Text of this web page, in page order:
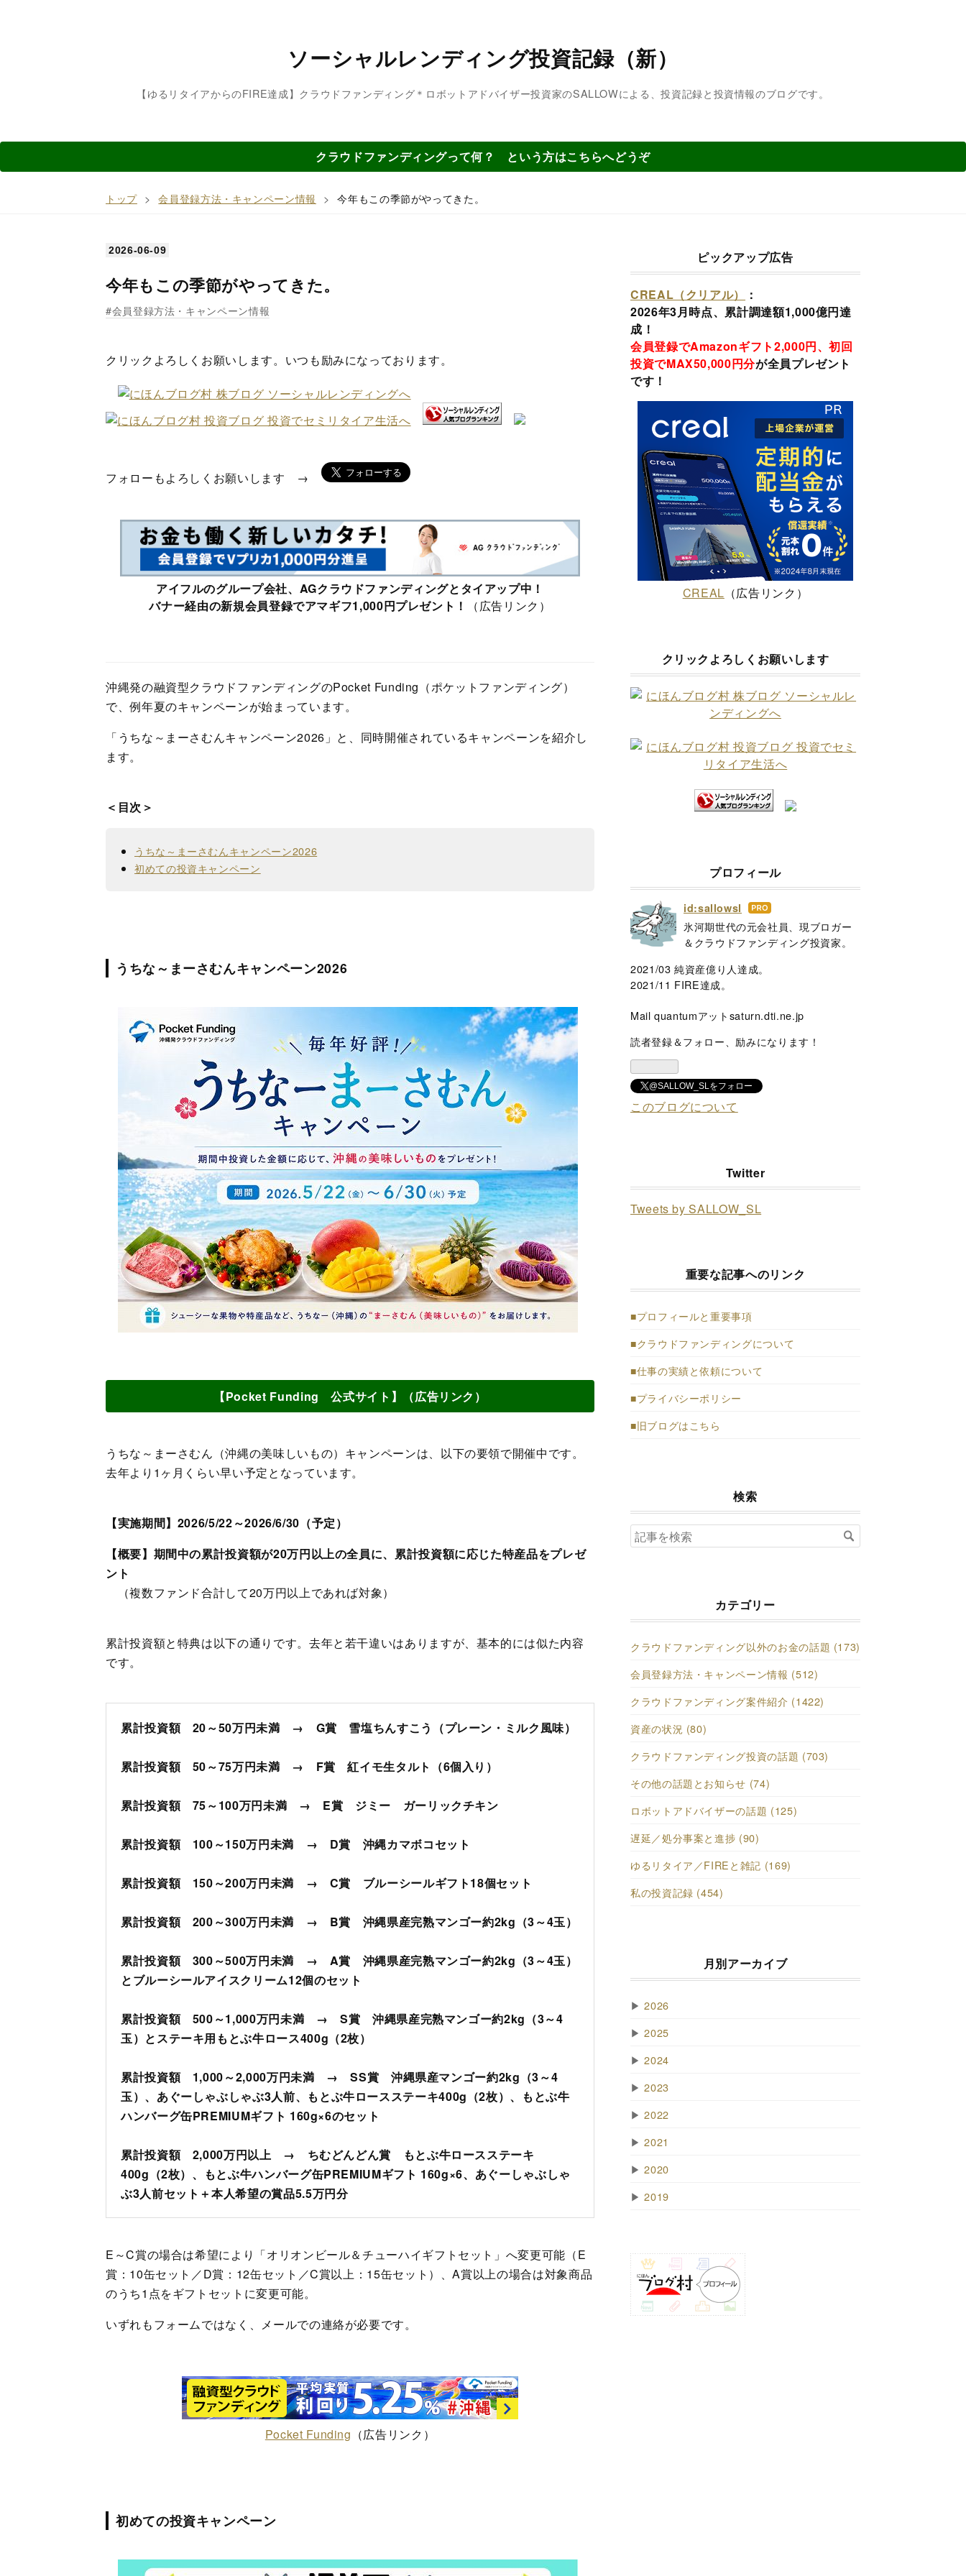
ソーシャルレンディング投資記録（新）
【ゆるリタイアからのFIRE達成】クラウドファンディング＊ロボットアドバイザー投資家のSALLOWによる、投資記録と投資情報のブログです。
クラウドファンディングって何？ という方はこちらへどうぞ
トップ > 会員登録方法・キャンペーン情報 > 今年もこの季節がやってきた。
2026-06-09
今年もこの季節がやってきた。
会員登録方法・キャンペーン情報
クリックよろしくお願いします。いつも励みになっております。
フォローもよろしくお願いします →
アイフルのグループ会社、AGクラウドファンディングとタイアップ中！
バナー経由の新規会員登録でアマギフ1,000円プレゼント！
（広告リンク）
沖縄発の融資型クラウドファンディングのPocket Funding（ポケットファンディング）
で、例年夏のキャンペーンが始まっています。
「うちな～まーさむんキャンペーン2026」と、同時開催されているキャンペーンを紹介し
ます。
＜目次＞
うちな～まーさむんキャンペーン2026
初めての投資キャンペーン
うちな～まーさむんキャンペーン2026
【Pocket Funding 公式サイト】（広告リンク）
うちな～まーさむん（沖縄の美味しいもの）キャンペーンは、以下の要領で開催中です。
去年より1ヶ月くらい早い予定となっています。
【実施期間】2026/5/22～2026/6/30（予定）
【概要】期間中の累計投資額が20万円以上の全員に、累計投資額に応じた特産品をプレゼ
ント
（複数ファンド合計して20万円以上であれば対象）
累計投資額と特典は以下の通りです。去年と若干違いはありますが、基本的には似た内容
です。
累計投資額 20～50万円未満 → G賞 雪塩ちんすこう（プレーン・ミルク風味）
累計投資額 50～75万円未満 → F賞 紅イモ生タルト（6個入り）
累計投資額 75～100万円未満 → E賞 ジミー ガーリックチキン
累計投資額 100～150万円未満 → D賞 沖縄カマボコセット
累計投資額 150～200万円未満 → C賞 ブルーシールギフト18個セット
累計投資額 200～300万円未満 → B賞 沖縄県産完熟マンゴー約2kg（3～4玉）
累計投資額 300～500万円未満 → A賞 沖縄県産完熟マンゴー約2kg（3～4玉）
とブルーシールアイスクリーム12個のセット
累計投資額 500～1,000万円未満 → S賞 沖縄県産完熟マンゴー約2kg（3～4
玉）とステーキ用もとぶ牛ロース400g（2枚）
累計投資額 1,000～2,000万円未満 → SS賞 沖縄県産マンゴー約2kg（3～4
玉）、あぐーしゃぶしゃぶ3人前、もとぶ牛ロースステーキ400g（2枚）、もとぶ牛
ハンバーグ缶PREMIUMギフト 160g×6のセット
累計投資額 2,000万円以上 → ちむどんどん賞 もとぶ牛ロースステーキ
400g（2枚）、もとぶ牛ハンバーグ缶PREMIUMギフト 160g×6、あぐーしゃぶしゃ
ぶ3人前セット＋本人希望の賞品5.5万円分
E～C賞の場合は希望により「オリオンビール＆チューハイギフトセット」へ変更可能（E
賞：10缶セット／D賞：12缶セット／C賞以上：15缶セット）、A賞以上の場合は対象商品
のうち1点をギフトセットに変更可能。
いずれもフォームではなく、メールでの連絡が必要です。
Pocket Funding （広告リンク）
初めての投資キャンペーン
ピックアップ広告
CREAL（クリアル）
：
2026年3月時点、累計調達額1,000億円達
成！
会員登録でAmazonギフト2,000円、初回
投資でMAX50,000円分が全員プレゼント
です！
CREAL （広告リンク）
クリックよろしくお願いします
プロフィール
id:sallowsl はて
なブ
ログ
氷河期世代の元会社員、現ブロガー
＆クラウドファンディング投資家。
2021/03 純資産億り人達成。
2021/11 FIRE達成。
Mail quantumアットsaturn.dti.ne.jp
読者登録＆フォロー、励みになります！
@SALLOW_SLをフォロー
このブログについて
Twitter
Tweets by SALLOW_SL
重要な記事へのリンク
■プロフィールと重要事項
■クラウドファンディングについて
■仕事の実績と依頼について
■プライバシーポリシー
■旧ブログはこちら
検索
カテゴリー
クラウドファンディング以外のお金の話題 (173)
会員登録方法・キャンペーン情報 (512)
クラウドファンディング案件紹介 (1422)
資産の状況 (80)
クラウドファンディング投資の話題 (703)
その他の話題とお知らせ (74)
ロボットアドバイザーの話題 (125)
遅延／処分事案と進捗 (90)
ゆるリタイア／FIREと雑記 (169)
私の投資記録 (454)
月別アーカイブ
▶ 2026
▶ 2025
▶ 2024
▶ 2023
▶ 2022
▶ 2021
▶ 2020
▶ 2019